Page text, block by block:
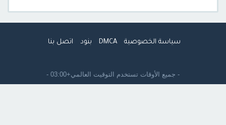
سياسة الخصوصية DMCA بنود اتصل بنا
- جميع الأوقات تستخدم التوقيت العالمي+03:00 -